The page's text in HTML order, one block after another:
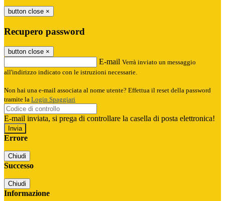
button close ×
Recupero password
button close ×
E-mail Verrà inviato un messaggio
all'indirizzo indicato con le istruzioni necessarie.
Non hai una e-mail associata al nome utente? Effettua il reset della password
tramite la Login Spaggiari
E-mail inviata, si prega di controllare la casella di posta elettronica!
Errore
Chiudi
Successo
Chiudi
Informazione